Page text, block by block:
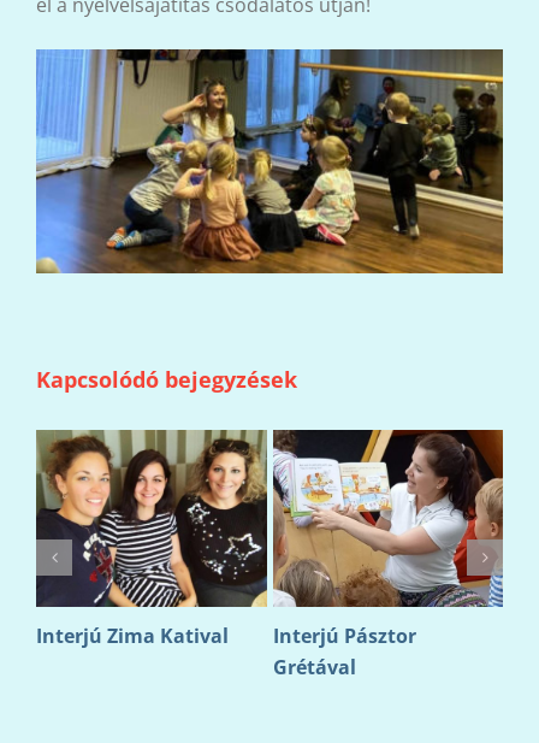
Kapcsolódó bejegyzések
Interjú Zima Katival
Interjú Pásztor
Grétával